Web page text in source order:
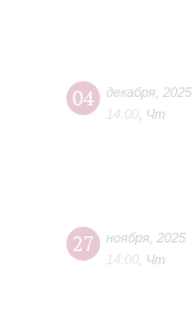
04 декабря 2025
14:00 Чт
27 ноября 2025
14:00 Чт